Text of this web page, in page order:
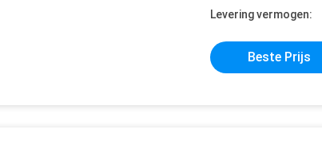
Levering vermogen:
Beste Prijs